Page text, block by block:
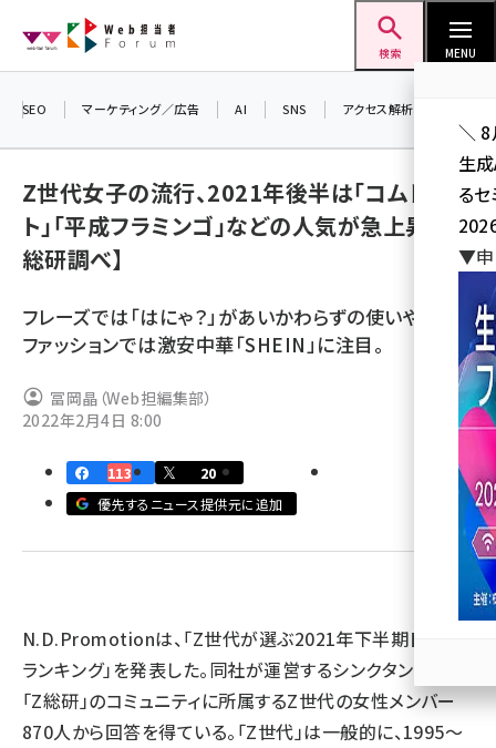
ン
検索 MENU
seo (3526)
youtube (2434)
セミナー (2307)
meo (1275)
SEO マーケティング／広告 AI SNS アクセス解析／データ分析
Z世代女子の流行、2021年後半は「コムドッ
ト」「平成フラミンゴ」などの人気が急上昇【Z
総研調べ】
フレーズでは「はにゃ？」があいかわらずの使いやすさ、
ファッションでは激安中華「SHEIN」に注目。
冨岡晶（Web担編集部）
2022年2月4日 8:00
113
20
優先するニュース提供元に追加
N.D.Promotionは、「Z世代が選ぶ2021年下半期トレンド
ランキング」を発表した。同社が運営するシンクタンク組織
「Z総研」のコミュニティに所属するZ世代の女性メンバー
870人から回答を得ている。「Z世代」は一般的に、1995～
＼ 8
生
る
▼申